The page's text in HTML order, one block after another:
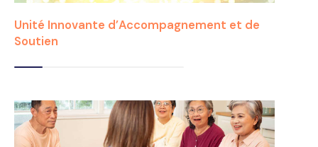
Unité Innovante d’Accompagnement et de
Soutien